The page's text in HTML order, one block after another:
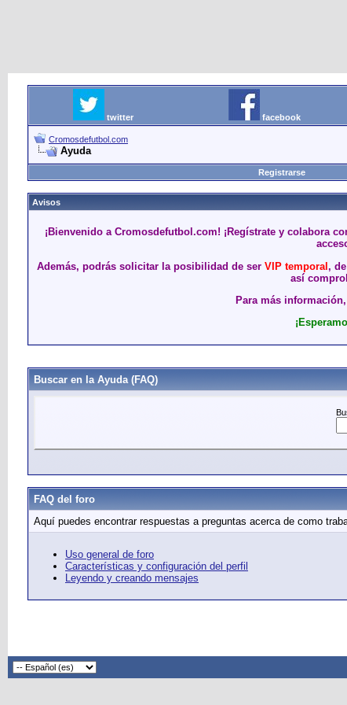
twitter facebook
Cromosdefutbol.com
Ayuda
Registrarse
Avisos
¡Bienvenido a Cromosdefutbol.com! ¡Regístrate y colabora
Además, podrás solicitar la posibilidad de ser VIP temporal,
así
Para más
Buscar en la Ayuda (FAQ)
FAQ del foro
Aquí puedes encontrar respuestas a preguntas acerca de como
Uso general de foro
Características y configuración del perfil
Leyendo y creando mensajes